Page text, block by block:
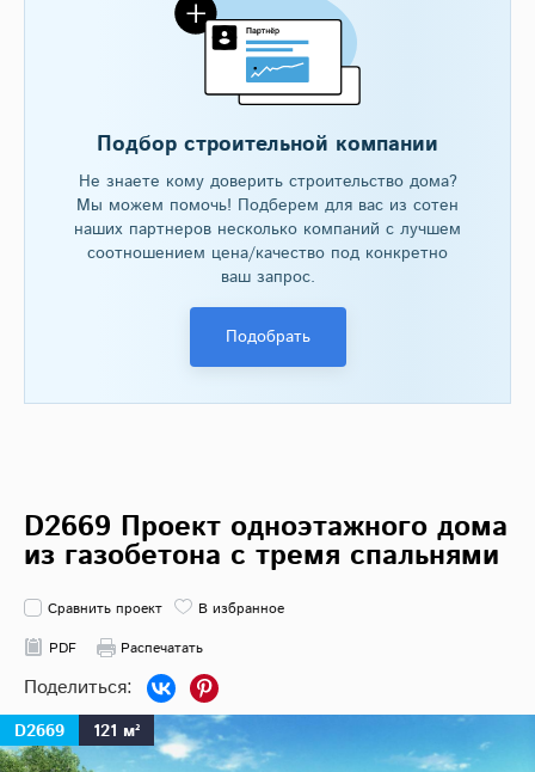
Подбор строительной компании
Не знаете кому доверить строительство дома?
Мы можем помочь! Подберем для вас из сотен
наших партнеров несколько компаний с лучшем
соотношением цена/качество под конкретно
ваш запрос.
Подобрать
D2669 Проект одноэтажного дома
из газобетона с тремя спальнями
Сравнить проект
В избранное
PDF
Распечатать
D2669 121 м²